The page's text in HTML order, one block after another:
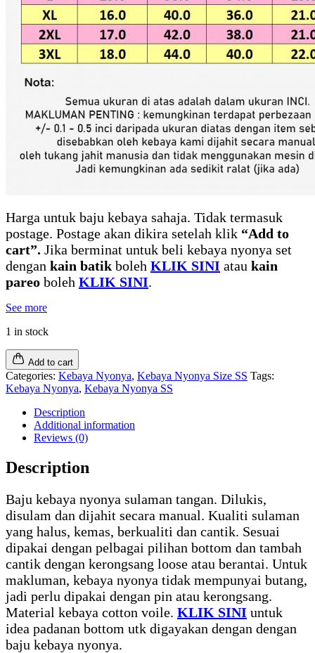
Harga untuk baju kebaya sahaja. Tidak termasuk
postage. Postage akan dikira setelah klik “Add to
cart”. Jika berminat untuk beli kebaya nyonya set
dengan kain batik boleh KLIK SINI atau kain
pareo boleh KLIK SINI.
See more
1 in stock
Add to cart
Categories: Kebaya Nyonya, Kebaya Nyonya Size SS Tags:
Kebaya Nyonya, Kebaya Nyonya SS
Description
Additional information
Reviews (0)
Description
Baju kebaya nyonya sulaman tangan. Dilukis,
disulam dan dijahit secara manual. Kualiti sulaman
yang halus, kemas, berkualiti dan cantik. Sesuai
dipakai dengan pelbagai pilihan bottom dan tambah
cantik dengan kerongsang loose atau berantai. Untuk
makluman, kebaya nyonya tidak mempunyai butang,
jadi perlu dipakai dengan pin atau kerongsang.
Material kebaya cotton voile. KLIK SINI untuk
idea padanan bottom utk digayakan dengan dengan
baju kebaya nyonya.